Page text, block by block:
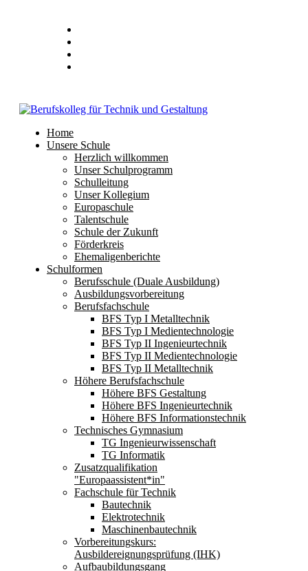
Home
Unsere Schule
Herzlich willkommen
Unser Schulprogramm
Schulleitung
Unser Kollegium
Europaschule
Talentschule
Schule der Zukunft
Förderkreis
Ehemaligenberichte
Schulformen
Berufsschule (Duale Ausbildung)
Ausbildungsvorbereitung
Berufsfachschule
BFS Typ I Metalltechnik
BFS Typ I Medientechnologie
BFS Typ II Ingenieurtechnik
BFS Typ II Medientechnologie
BFS Typ II Metalltechnik
Höhere Berufsfachschule
Höhere BFS Gestaltung
Höhere BFS Ingenieurtechnik
Höhere BFS Informationstechnik
Technisches Gymnasium
TG Ingenieurwissenschaft
TG Informatik
Zusatzqualifikation
"Europaassistent*in"
Fachschule für Technik
Bautechnik
Elektrotechnik
Maschinenbautechnik
Vorbereitungskurs:
Ausbildereignungsprüfung (IHK)
Aufbaubildungsgang